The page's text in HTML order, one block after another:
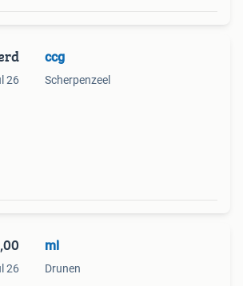
26
ccg
Scherpenzeel
26
ml
Drunen